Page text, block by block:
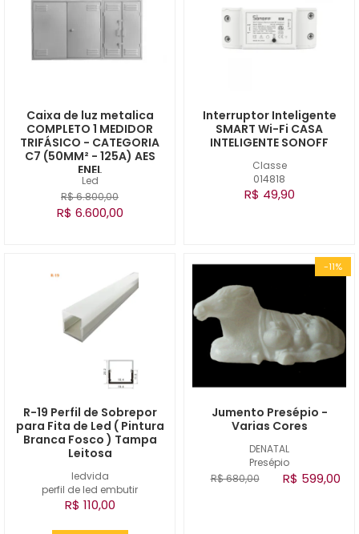
Led
Caixa de luz metalica
COMPLETO 1 MEDIDOR
TRIFÁSICO - CATEGORIA
C7 (50MM² - 125A) AES
ENEL
R$ 6.800,00
R$ 6.600,00
Classe
014818
Interruptor Inteligente
SMART Wi-Fi CASA
INTELIGENTE SONOFF
R$ 49,90
ledvida
perfil de led embutir
R-19 Perfil de Sobrepor
para Fita de Led ( Pintura
Branca Fosco ) Tampa
Leitosa
R$ 110,00
-11%
DENATAL
Presépio
Jumento Presépio -
Varias Cores
R$ 680,00 R$ 599,00